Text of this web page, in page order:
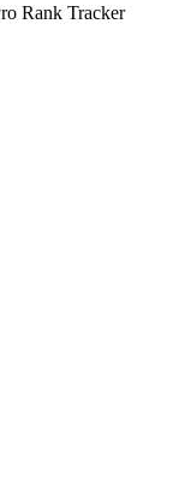
Rank Tracker